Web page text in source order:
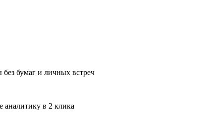
бумаг и личных встреч
аналитику в 2 клика